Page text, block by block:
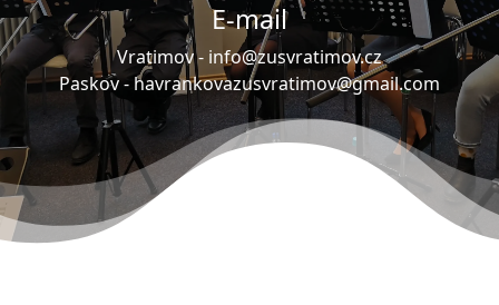
E-mail
Vratimov - info@zusvratimov.cz
Paskov -havrankovazusvratimov@gmail.com